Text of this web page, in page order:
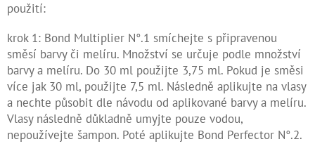
použití:
krok 1: Bond Multiplier N°.1 smíchejte s připravenou
směsí barvy či melíru. Množství se určuje podle množství
barvy a melíru. Do 30 ml použijte 3,75 ml. Pokud je směsi
více jak 30 ml, použijte 7,5 ml. Následně aplikujte na vlasy
a nechte působit dle návodu od aplikované barvy a melíru.
Vlasy následně důkladně umyjte pouze vodou,
nepoužívejte šampon. Poté aplikujte Bond Perfector N°.2.